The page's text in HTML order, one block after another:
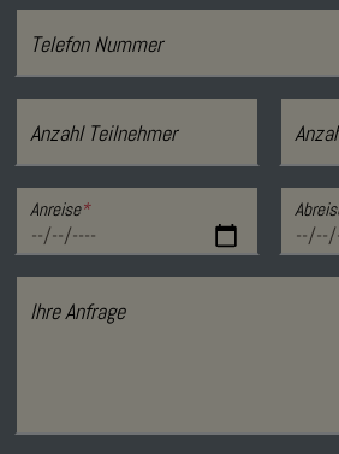
Telefon Nummer
Anzahl Teilnehmer
Anreise*
Ihre Anfrage